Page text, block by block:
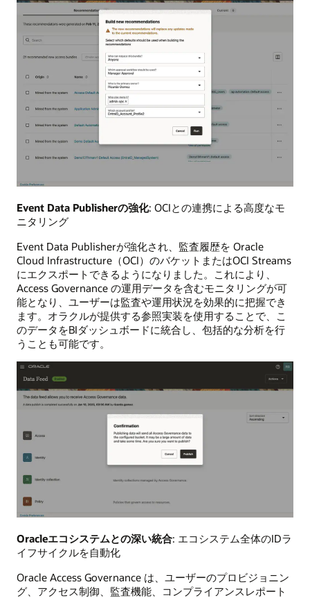
Event Data Publisherの強化: OCIとの連携による高度なモ
ニタリング
Event Data Publisherが強化され、監査履歴を Oracle
Cloud Infrastructure（OCI）のバケットまたはOCI Streams
にエクスポートできるようになりました。これにより、
Access Governance の運用データを含むモニタリングが可
能となり、ユーザーは監査や運用状況を効果的に把握でき
ます。オラクルが提供する参照実装を使用することで、こ
のデータをBIダッシュボードに統合し、包括的な分析を行
うことも可能です。
Oracleエコシステムとの深い統合: エコシステム全体のIDラ
イフサイクルを自動化
Oracle Access Governance は、ユーザーのプロビジョニン
グ、アクセス制御、監査機能、コンプライアンスレポート